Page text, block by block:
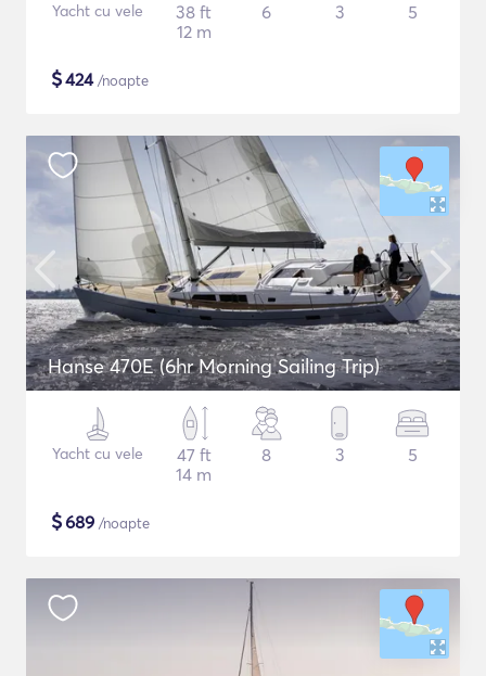
Yacht cu vele
38 ft
12 m
6 3 5
$424/noapte
Hanse 470E (6hr Morning Sailing Trip)
Yacht cu vele
47 ft
14 m
8 3 5
$689 /noapte